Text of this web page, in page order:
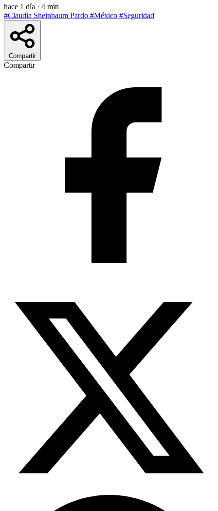
hace 1 día · 4 min
#Claudia Sheinbaum Pardo #México #Seguridad
Compartir
Compartir